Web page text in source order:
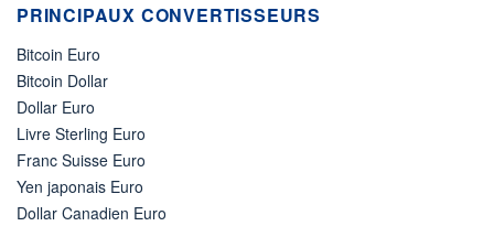
PRINCIPAUX CONVERTISSEURS
Bitcoin Euro
Bitcoin Dollar
Dollar Euro
Livre Sterling Euro
Franc Suisse Euro
Yen japonais Euro
Dollar Canadien Euro